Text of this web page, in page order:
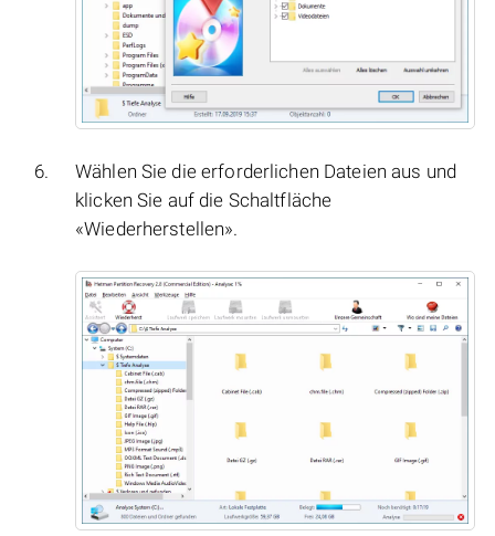
Wählen Sie die erforderlichen Dateien aus und
klicken Sie auf die Schaltfläche
«Wiederherstellen».